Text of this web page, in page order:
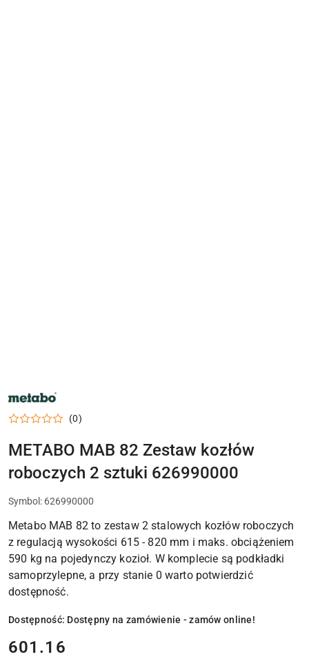
NARZĘDZIA
METABO,
ELEKTRONARZĘDZIA
I
WARSZTATU
(0)
METABO MAB 82 Zestaw kozłów
roboczych 2 sztuki 626990000
Symbol: 626990000
Metabo MAB 82 to zestaw 2 stalowych kozłów roboczych
z regulacją wysokości 615 - 820 mm i maks. obciążeniem
590 kg na pojedynczy kozioł. W komplecie są podkładki
samoprzylepne, a przy stanie 0 warto potwierdzić
dostępność.
Dostępność: Dostępny na zamówienie - zamów online!
cena:
601.16